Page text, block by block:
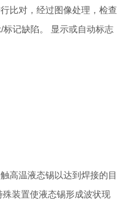
比对，经过图像处理，检查
记缺陷。 显示或自动标志
高温液态锡以达到焊接的目
装置使液态锡形成波状现